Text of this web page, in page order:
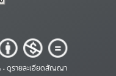
• ดูรายละเอียดสัญญา